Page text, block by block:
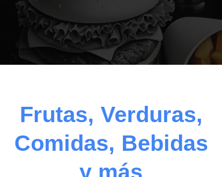
Frutas, Verduras,
Comidas, Bebidas